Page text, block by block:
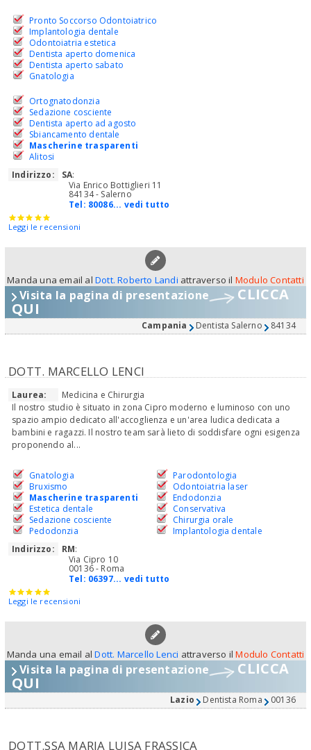
Pronto Soccorso Odontoiatrico
Implantologia dentale
Odontoiatria estetica
Dentista aperto domenica
Dentista aperto sabato
Gnatologia
Ortognatodonzia
Sedazione cosciente
Dentista aperto ad agosto
Sbiancamento dentale
Mascherine trasparenti
Alitosi
Indirizzo:
SA:
Via Enrico Bottiglieri 11
84134 - Salerno
Tel: 80086... vedi tutto
Leggi le recensioni
Manda una email alDott. Roberto Landi attraverso il Modulo Contatti
Visita la pagina di presentazione CLICCA
QUI
Campania Dentista Salerno 84134
DOTT. MARCELLO LENCI
Laurea:
Medicina e Chirurgia
Il nostro studio è situato in zona Cipro moderno e luminoso con uno
spazio ampio dedicato all'accoglienza e un'area ludica dedicata a
bambini e ragazzi. Il nostro team sarà lieto di soddisfare ogni esigenza
proponendo al...
Gnatologia
Bruxismo
Mascherine trasparenti
Estetica dentale
Sedazione cosciente
Pedodonzia
Parodontologia
Odontoiatria laser
Endodonzia
Conservativa
Chirurgia orale
Implantologia dentale
Indirizzo:
RM:
Via Cipro 10
00136 - Roma
Tel: 06397... vedi tutto
Leggi le recensioni
Manda una email alDott. Marcello Lenci attraverso ilModulo Contatti
Visita la pagina di presentazione CLICCA
QUI
Lazio Dentista Roma 00136
DOTT.SSA MARIA LUISA FRASSICA